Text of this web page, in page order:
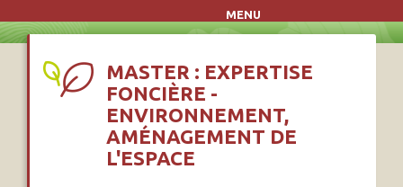
MENU
MASTER : EXPERTISE
FONCIÈRE -
ENVIRONNEMENT,
AMÉNAGEMENT DE
L'ESPACE